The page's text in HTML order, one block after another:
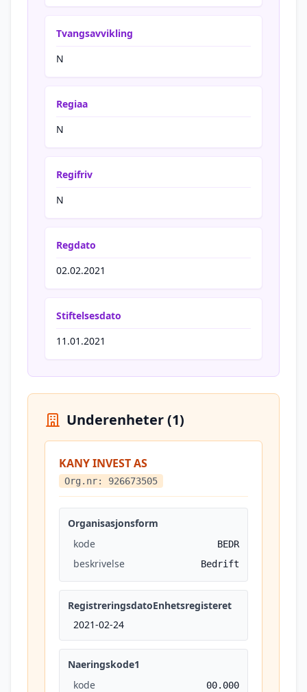
Tvangsavvikling
N
Regiaa
N
Regifriv
N
Regdato
02.02.2021
Stiftelsesdato
11.01.2021
Underenheter (1)
KANY INVEST AS
Org.nr: 926673505
Organisasjonsform
kode
BEDR
beskrivelse Bedrift
RegistreringsdatoEnhetsregisteret
2021-02-24
Naeringskode1
kode
00.000